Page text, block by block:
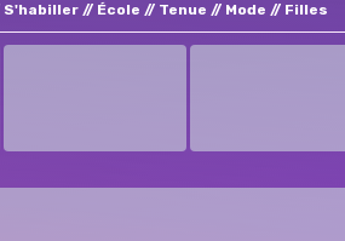
S'habiller École Tenue Mode Filles